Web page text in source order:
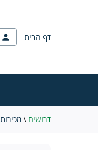
דף הבית
דרושים \ מכירות